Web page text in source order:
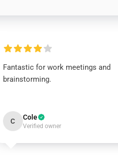
Fantastic for work meetings and
brainstorming.
C Cole
Verified owner